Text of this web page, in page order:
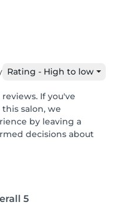
Rating - High to low
If you've
salon, we
by leaving a
decisions about
5